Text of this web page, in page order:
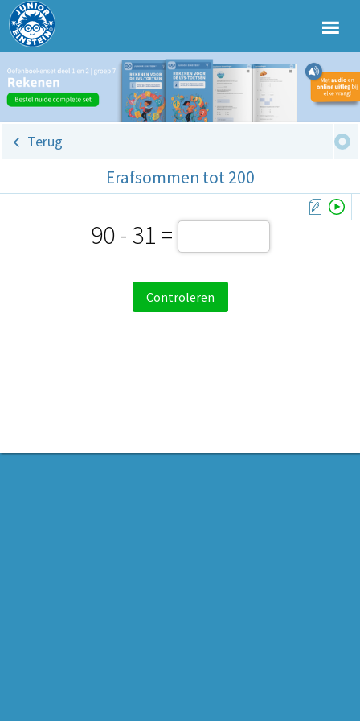
Terug
Erafsommen tot 200
90 - 31 =